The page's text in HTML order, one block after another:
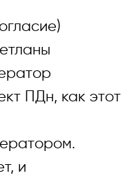
ПДн, как этот
и